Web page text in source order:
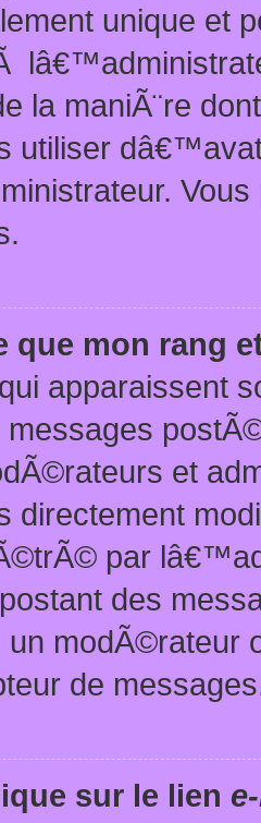
unique et
la maniÃ¨re
utiliser
que mon rang
apparaissent
messages
et
directement
par
des
modÃ©rateur
de
sur le lien